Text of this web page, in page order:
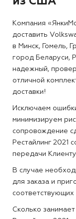
Компания
доставить
в Минск, Гомель,
город Беларуси,
надежный,
отличной
доставки!
Исключаем
минимизируем
сопровождение
Рестайлинг 2021
передачи
В случае
для заказа и
Сколько